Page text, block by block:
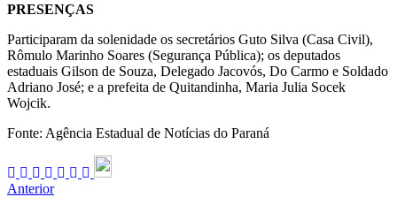
PRESENÇAS
Participaram da solenidade os secretários Guto Silva (Casa Civil),
Rômulo Marinho Soares (Segurança Pública); os deputados
estaduais Gilson de Souza, Delegado Jacovós, Do Carmo e Soldado
Adriano José; e a prefeita de Quitandinha, Maria Julia Socek
Wojcik.
Fonte: Agência Estadual de Notícias do Paraná
Anterior